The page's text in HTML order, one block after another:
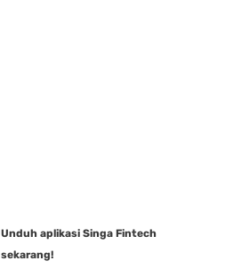
Unduh aplikasi Singa Fintech
sekarang!